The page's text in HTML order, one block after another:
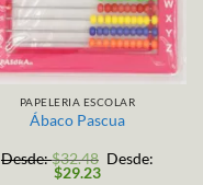
PAPELERIA ESCOLAR
Ábaco Pascua
Desde:$32.48 Desde:
$29.23